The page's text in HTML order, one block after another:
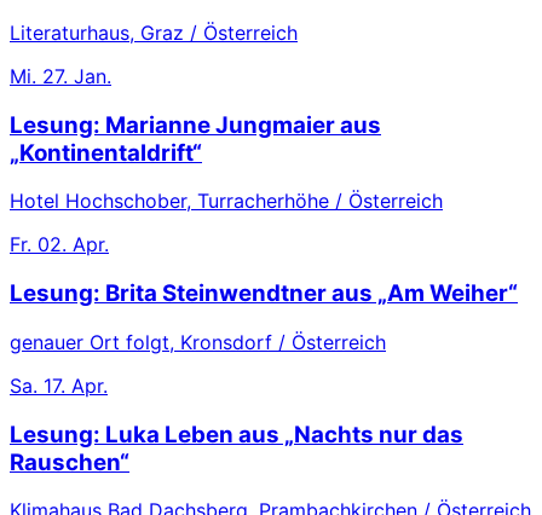
Literaturhaus, Graz / Österreich
Mi. 27. Jan.
Lesung: Marianne Jungmaier aus
„Kontinentaldrift“
Hotel Hochschober, Turracherhöhe / Österreich
Fr. 02. Apr.
Lesung: Brita Steinwendtner aus „Am Weiher“
genauer Ort folgt, Kronsdorf / Österreich
Sa. 17. Apr.
Lesung: Luka Leben aus „Nachts nur das
Rauschen“